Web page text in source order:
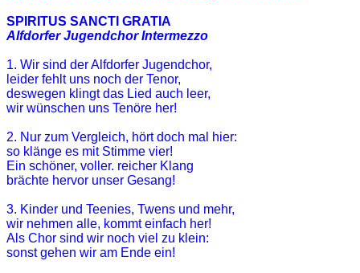
SPIRITUS SANCTI GRATIA
Alfdorfer Jugendchor Intermezzo
1. Wir sind der Alfdorfer Jugendchor,
leider fehlt uns noch der Tenor,
deswegen klingt das Lied auch leer,
wir wünschen uns Tenöre her!
2. Nur zum Vergleich, hört doch mal hier:
so klänge es mit Stimme vier!
Ein schöner, voller. reicher Klang
brächte hervor unser Gesang!
3. Kinder und Teenies, Twens und mehr,
wir nehmen alle, kommt einfach her!
Als Chor sind wir noch viel zu klein:
sonst gehen wir am Ende ein!